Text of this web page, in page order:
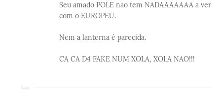
Seu amado POLE nao tem NADAAAAAAA a ver
com o EUROPEU.
Nem a lanterna é parecida.
CA CA D4 FAKE NUM XOLA, XOLA NAO!!!